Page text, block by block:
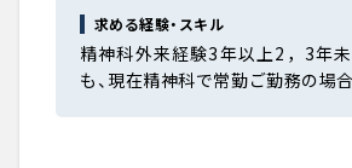
求める経験・スキル
精神科外来経験3年以上2，3年
も、現在精神科で常勤ご勤務の場